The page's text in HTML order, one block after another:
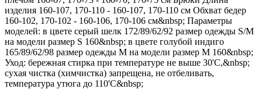
изделия 160-107, 170-110 - 160-107, 170-110 см Обхват бедер
160-102, 170-102 - 160-106, 170-106 см&nbsp; Параметры
моделей: в цвете серый шелк 172/89/62/92 размер одежды S/M
на модели размер S 160&nbsp; в цвете голубой индиго
165/89/62/98 размер одежды M на модели размер M 160&nbsp;
Уход: бережная стирка при температуре не выше 30'C,&nbsp;
сухая чистка (химчистка) запрещена, не отбеливать,
температура утюга до 110'C&nbsp;